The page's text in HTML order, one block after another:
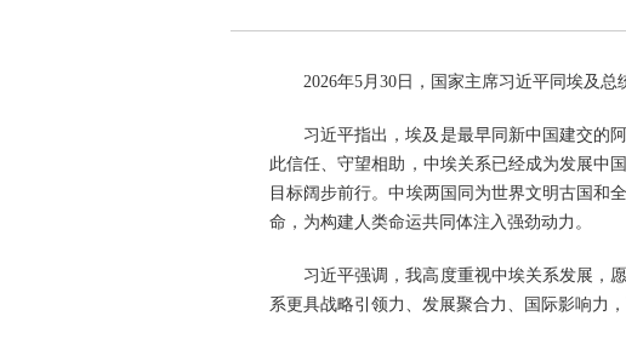
2026年5月30日，国家主席习近平同埃及总
习近平指出，埃及是最早同新中国建交的
此信任、守望相助，中埃关系已经成为发展中
目标阔步前行。中埃两国同为世界文明古国和
命，为构建人类命运共同体注入强劲动力。
习近平强调，我高度重视中埃关系发展，
系更具战略引领力、发展聚合力、国际影响力